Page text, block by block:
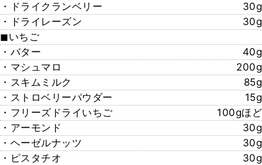
・ドライクランベリー
30g
・ドライレーズン
30g
◼︎いちご
・バター
40g
・マシュマロ
200g
・スキムミルク
85g
・ストロベリーパウダー
15g
・フリーズドライいちご
100gほど
・アーモンド
30g
・ヘーゼルナッツ
30g
・ピスタチオ
30g